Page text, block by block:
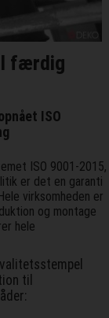
færdig
ISO
ISO 9001-2015,
er det en garanti
virksomheden er
og montage
hele
til